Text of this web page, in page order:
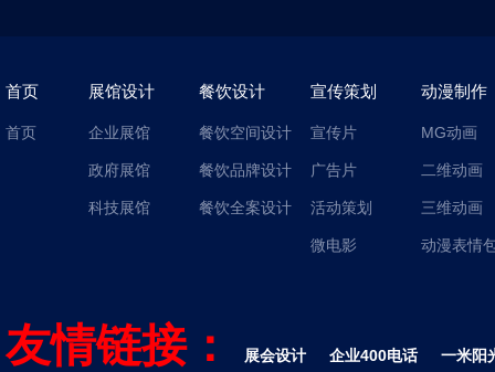
首页
首页
展馆设计
企业展馆
政府展馆
科技展馆
餐饮设计
餐饮空间设计
餐饮品牌设计
餐饮全案设计
宣传策划
宣传片
广告片
活动策划
微电影
动漫制作
MG动画
二维动画
三维动画
动漫表情
友情链接： 展会设计 企业400电话 一米阳